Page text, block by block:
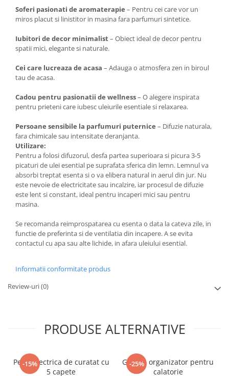
Soferi pasionati de aromaterapie – Pentru cei care vor un
miros placut si linistitor in masina fara parfumuri sintetice.
Iubitori de decor minimalist– Obiect ideal de decor pentru
spatii mici, elegante si naturale.
Cei care lucreaza de acasa – Adauga o atmosfera zen in biroul
tau de acasa.
Cadou pentru pasionatii de wellness– O alegere inspirata
pentru prieteni care iubesc uleiurile esentiale si relaxarea.
Persoane sensibile la parfumuri puternice – Difuzie naturala,
fara chimicale sau intensitate deranjanta.
Utilizare:
Pentru a folosi difuzorul, desfa partea superioara si picura 3-5
picaturi de ulei esential pe suprafata sferica din lemn. Lemnul va
absorbi treptat esenta si o va elibera natural in aerul din jur. Nu
este nevoie de electricitate sau incalzire, iar procesul de difuzie
este lent si constant, ideal pentru incaperi mici sau pentru
masina.
Se recomanda reimprospatarea cu esenta o data la cateva zile, in
functie de preferinta si de ventilatia din incapere. A se evita
contactul cu apa sau alte lichide, in afara uleiului esential.
Informatii conformitate produs
Review-uri(0)
PRODUSE ALTERNATIVE
-15%
Perie electrica de curatat cu
5 capete
-25%
Geanta organizator pentru
calatorie